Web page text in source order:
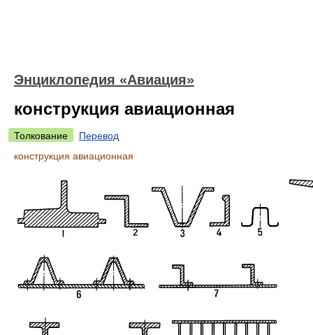
Энциклопедия «Авиация»
конструкция авиационная
Толкование
Перевод
конструкция авиационная